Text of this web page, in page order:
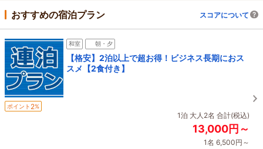
おすすめの宿泊プラン スコアについて
和室 朝・夕
【格安】2泊以上で超お得！ビジネス長期におス
スメ【2食付き】
ポイント 2%
1泊 大人2名 合計(税込)
13,000円～
1名 6,500円～